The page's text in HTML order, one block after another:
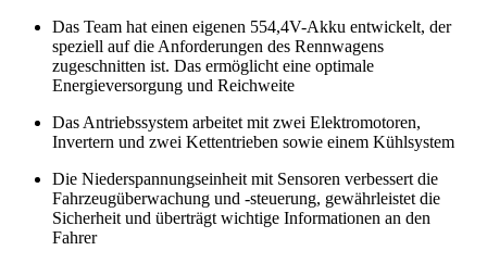
Das Team hat einen eigenen 554,4V-Akku entwickelt, der
speziell auf die Anforderungen des Rennwagens
zugeschnitten ist. Das ermöglicht eine optimale
Energieversorgung und Reichweite
Das Antriebssystem arbeitet mit zwei Elektromotoren,
Invertern und zwei Kettentrieben sowie einem Kühlsystem
Die Niederspannungseinheit mit Sensoren verbessert die
Fahrzeugüberwachung und -steuerung, gewährleistet die
Sicherheit und überträgt wichtige Informationen an den
Fahrer